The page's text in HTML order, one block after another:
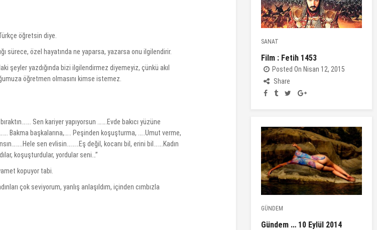
öğretsin diye.
sürece, özel hayatında ne yaparsa, yazarsa onu ilgilendirir.
şeyler yazdığında bizi ilgilendirmez diyemeyiz, çünkü akıl
öğretmen olmasını kimse istemez.
Sen kariyer yapıyorsun …….Evde bakıcı yüzüne
Bakma başkalarına,….. Peşinden koşuşturma, …..Umut verme,
sen evlisin………Eş değil, kocanı bil, erini bil…….Kadın
koşuşturdular, yordular seni…”
kopuyor tabi.
çok seviyorum, yanlış anlaşıldım, içinden cımbızla
SANAT
Film : Fetih 1453
Posted On Nisan 12, 2015
Share
GÜNDEM
Gündem … 10 Eylül 2014